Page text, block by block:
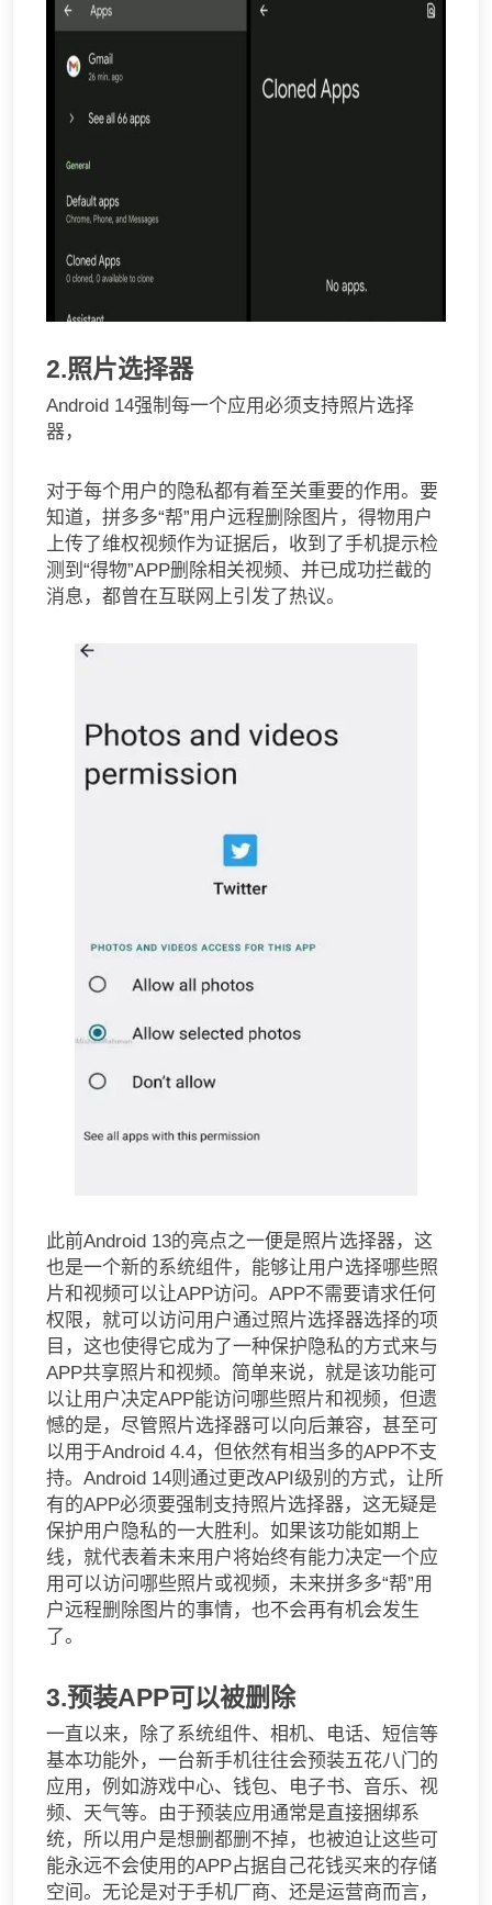
2.照片选择器
Android 14强制每一个应用必须支持照片选择
器，
对于每个用户的隐私都有着至关重要的作用。要
知道，拼多多“帮”用户远程删除图片，得物用户
上传了维权视频作为证据后，收到了手机提示检
测到“得物”APP删除相关视频、并已成功拦截的
消息，都曾在互联网上引发了热议。
此前Android 13的亮点之一便是照片选择器，这
也是一个新的系统组件，能够让用户选择哪些照
片和视频可以让APP访问。APP不需要请求任何
权限，就可以访问用户通过照片选择器选择的项
目，这也使得它成为了一种保护隐私的方式来与
APP共享照片和视频。简单来说，就是该功能可
以让用户决定APP能访问哪些照片和视频，但遗
憾的是，尽管照片选择器可以向后兼容，甚至可
以用于Android 4.4，但依然有相当多的APP不支
持。Android 14则通过更改API级别的方式，让所
有的APP必须要强制支持照片选择器，这无疑是
保护用户隐私的一大胜利。如果该功能如期上
线，就代表着未来用户将始终有能力决定一个应
用可以访问哪些照片或视频，未来拼多多“帮”用
户远程删除图片的事情，也不会再有机会发生
了。
3.预装APP可以被删除
一直以来，除了系统组件、相机、电话、短信等
基本功能外，一台新手机往往会预装五花八门的
应用，例如游戏中心、钱包、电子书、音乐、视
频、天气等。由于预装应用通常是直接捆绑系
统，所以用户是想删都删不掉，也被迫让这些可
能永远不会使用的APP占据自己花钱买来的存储
空间。无论是对于手机厂商、还是运营商而言，